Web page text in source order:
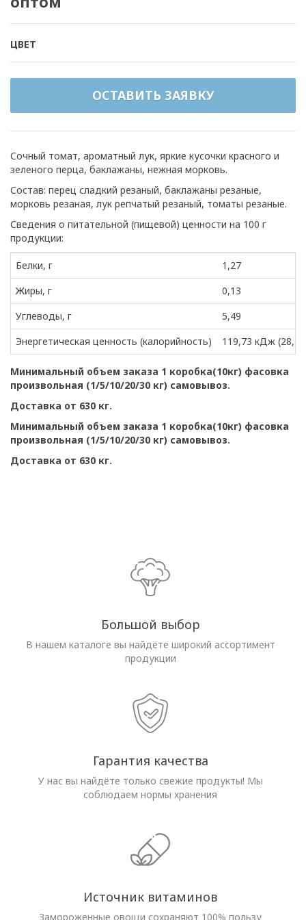
ЦВЕТ
ОСТАВИТЬ ЗАЯВКУ
Сочный томат, ароматный лук, яркие кусочки красного и
зеленого перца, баклажаны, нежная морковь.
Состав: перец сладкий резаный, баклажаны резаные,
морковь резаная, лук репчатый резаный, томаты резаные.
Сведения о питательной (пищевой) ценности на 100 г
продукции:
Белки, г
1,27
Жиры, г
0,13
Углеводы, г
5,49
Энергетическая ценность (калорийность)
119,73 кДж
Минимальный объем заказа 1 коробка(10кг) фасовка
произвольная (1/5/10/20/30 кг) самовывоз.
Доставка от 630 кг.
Минимальный объем заказа 1 коробка(10кг) фасовка
произвольная (1/5/10/20/30 кг) самовывоз.
Доставка от 630 кг.
Большой выбор
В нашем каталоге вы найдёте широкий ассортимент
продукции
Гарантия качества
У нас вы найдёте только свежие продукты! Мы
соблюдаем нормы хранения
Источник витаминов
Замороженные овощи сохраняют 100% пользу